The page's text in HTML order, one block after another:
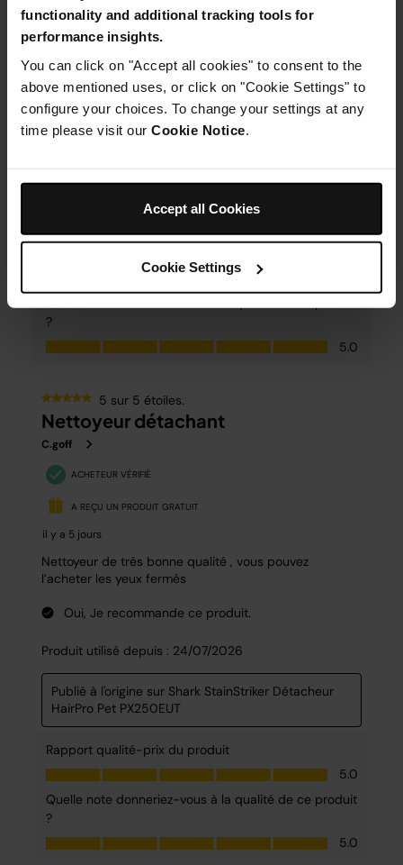
functionality and additional tracking tools for
performance insights.
You can click on "Accept all cookies" to consent to the
above mentioned uses, or click on "Cookie Settings" to
configure your choices. To change your settings at any
time please visit our Cookie Notice
Accept all Cookies
Cookie Settings